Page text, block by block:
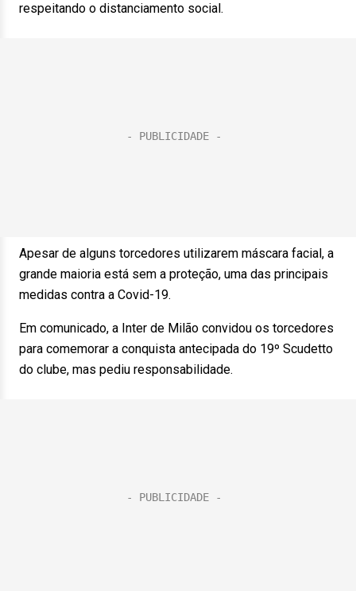
respeitando o distanciamento social.
Apesar de alguns torcedores utilizarem máscara facial, a
grande maioria está sem a proteção, uma das principais
medidas contra a Covid-19.
Em comunicado, a Inter de Milão convidou os torcedores
para comemorar a conquista antecipada do 19º Scudetto
do clube, mas pediu responsabilidade.